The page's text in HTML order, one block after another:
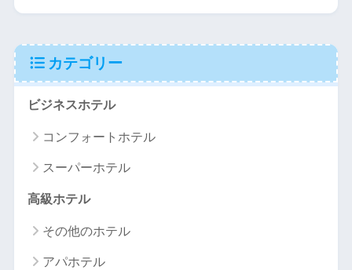
カテゴリー
ビジネスホテル
コンフォートホテル
スーパーホテル
高級ホテル
その他のホテル
アパホテル